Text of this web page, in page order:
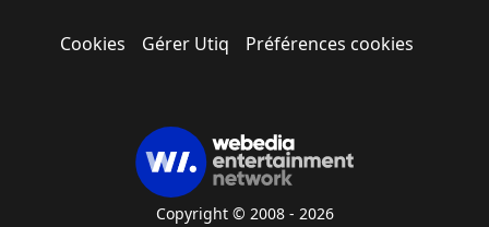
Cookies Gérer Utiq Préférences cookies
Copyright © 2008 - 2026